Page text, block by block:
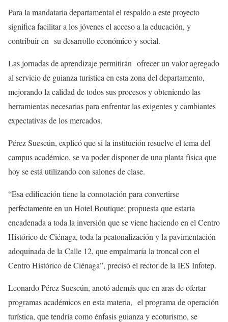
Para la mandataria departamental el respaldo a este proyecto
significa facilitar a los jóvenes el acceso a la educación, y
contribuir en su desarrollo económico y social.
Las jornadas de aprendizaje permitirán ofrecer un valor agregado
al servicio de guianza turística en esta zona del departamento,
mejorando la calidad de todos sus procesos y obteniendo las
herramientas necesarias para enfrentar las exigentes y cambiantes
expectativas de los mercados.
Pérez Suescún, explicó que si la institución resuelve el tema del
campus académico, se va poder disponer de una planta física que
hoy se está utilizando con salones de clase.
“Esa edificación tiene la connotación para convertirse
perfectamente en un Hotel Boutique; propuesta que estaría
encadenada a toda la inversión que se viene haciendo en el Centro
Histórico de Ciénaga, toda la peatonalización y la pavimentación
adoquinada de la Calle 12, que empalmaría la troncal con el
Centro Histórico de Ciénaga”, precisó el rector de la IES Infotep.
Leonardo Pérez Suescún, anotó además que en aras de ofertar
programas académicos en esta materia, el programa de operación
turística, que tendría como énfasis guianza y ecoturismo, se